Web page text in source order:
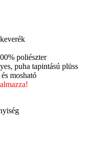
poliészter
puha tapintású plüss
mosható